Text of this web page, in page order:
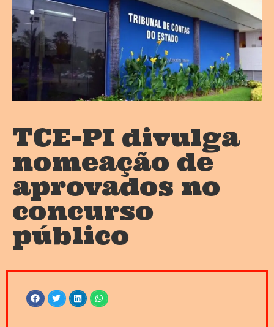
TCE-PI divulga
nomeação de
aprovados no
concurso
público